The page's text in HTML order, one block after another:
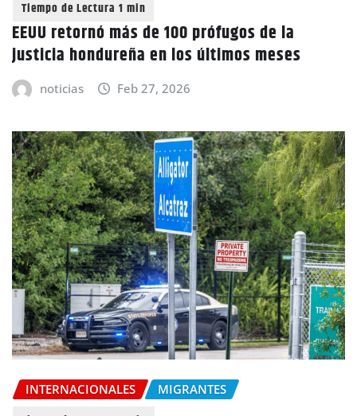
EEUU retornó más de 100 prófugos de la
justicia hondureña en los últimos meses
noticias Feb 27, 2026
INTERNACIONALES MIGRANTES